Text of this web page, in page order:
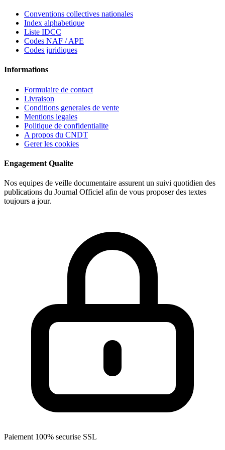
Conventions collectives nationales
Index alphabetique
Liste IDCC
Codes NAF / APE
Codes juridiques
Informations
Formulaire de contact
Livraison
Conditions generales de vente
Mentions legales
Politique de confidentialite
A propos du CNDT
Gerer les cookies
Engagement Qualite
Nos equipes de veille documentaire assurent un suivi quotidien des
publications du Journal Officiel afin de vous proposer des textes
toujours a jour.
Paiement 100% securise SSL